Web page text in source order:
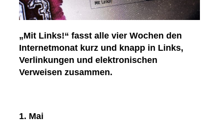
„Mit Links!“ fasst alle vier Wochen den
Internetmonat kurz und knapp in Links,
Verlinkungen und elektronischen
Verweisen zusammen.
1. Mai